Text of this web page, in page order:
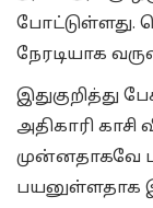
போட்டுள்ளது.
நேரடியாக
இதுகுறித்து
அதிகாரி
முன்னதாகவே
பயனுள்ளதாக